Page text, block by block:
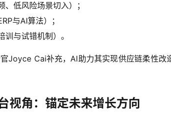
、低风险场景切入）；
与AI算法）；
训与试错机制）。
官Joyce Cai补充，AI助力其实现供应链柔性
视角：锚定未来增长方向